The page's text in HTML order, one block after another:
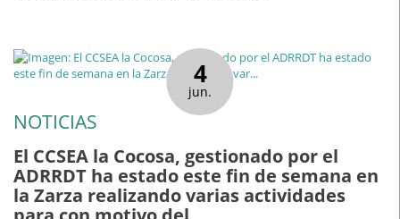
4
jun.
NOTICIAS
El CCSEA la Cocosa, gestionado por el
ADRRDT ha estado este fin de semana en
la Zarza realizando varias actividades